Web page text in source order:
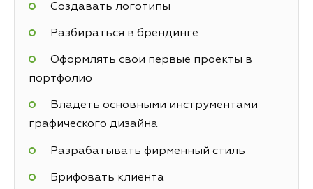
Создавать логотипы
Разбираться в брендинге
Оформлять свои первые проекты в
портфолио
Владеть основными инструментами
графического дизайна
Разрабатывать фирменный стиль
Брифовать клиента